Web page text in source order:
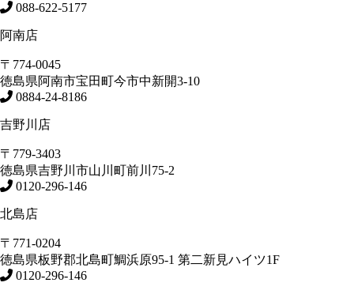
088-622-5177
阿南店
〒774-0045
徳島県阿南市宝田町今市中新開3-10
0884-24-8186
吉野川店
〒779-3403
徳島県吉野川市山川町前川75-2
0120-296-146
北島店
〒771-0204
徳島県板野郡北島町鯛浜原95-1 第二新見ハイツ1F
0120-296-146